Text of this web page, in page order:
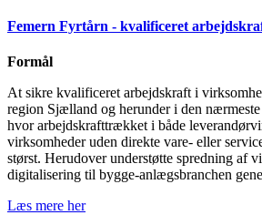
Femern Fyrtårn - kvalificeret
Formål
At sikre kvalificeret arbejdskraft i
region Sjælland og herunder i den
hvor arbejdskrafttrækket i både
virksomheder uden direkte vare- eller
størst. Herudover understøtte spredning af
digitalisering til bygge-anlægsbranchen
Læs mere her